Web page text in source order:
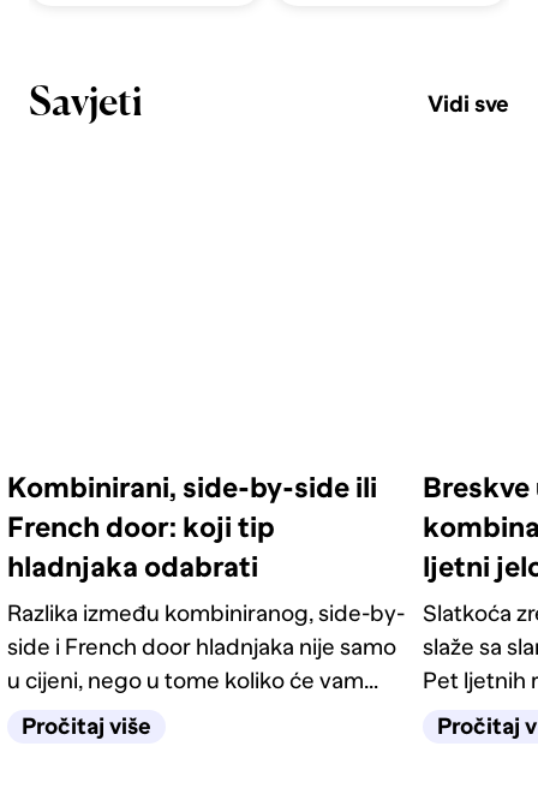
Savjeti Vidi sve
Kombinirani, side-by-side ili
French door: koji tip
hladnjaka odabrati
Razlika između kombiniranog, side-by-
side i French door hladnjaka nije samo
u cijeni, nego u tome koliko će vam
život u kuhinji biti jednostavan
Pročitaj više
ljetni
Slatkoća
slaže sa
Pet ljetnih
kategorije
Pročitaj